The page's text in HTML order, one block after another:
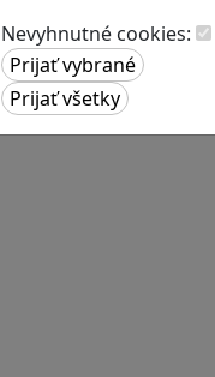
Nevyhnutné cookies: